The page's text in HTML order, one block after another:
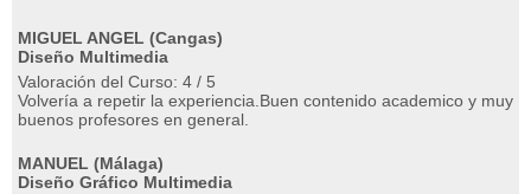
MIGUEL ANGEL (Cangas)
Diseño Multimedia
Valoración del Curso: 4 / 5
Volvería a repetir la experiencia.Buen contenido academico y muy
buenos profesores en general.
MANUEL (Málaga)
Diseño Gráfico Multimedia